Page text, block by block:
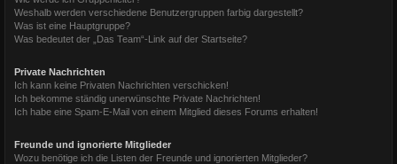
Weshalb werden verschiedene Benutzergruppen farbig dargestellt?
Was ist eine Hauptgruppe?
Was bedeutet der „Das Team“-Link auf der Startseite?
Private Nachrichten
Ich kann keine Privaten Nachrichten verschicken!
Ich bekomme ständig unerwünschte Private Nachrichten!
Ich habe eine Spam-E-Mail von einem Mitglied dieses Forums erhalten!
Freunde und ignorierte Mitglieder
Wozu benötige ich die Listen der Freunde und ignorierten Mitglieder?